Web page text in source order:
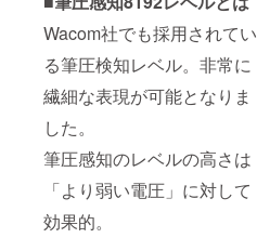
Wacom社でも採用されてい
る筆圧検知レベル。非常に
繊細な表現が可能となりま
した。
筆圧感知のレベルの高さは
「より弱い電圧」に対して
効果的。